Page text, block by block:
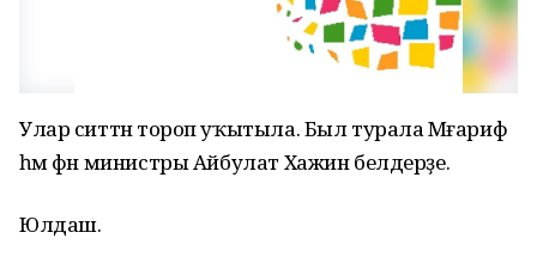
Улар ситтән тороп уҡытыла. Был турала Мәғариф
һәм фән министры Айбулат Хажин белдерҙе.
Юлдаш.